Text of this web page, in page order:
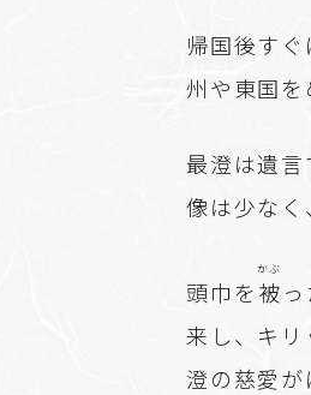
帰国後す
州や東国を
最澄は遺
像は少なく
頭巾を被
かぶ
来し、キ
澄の慈愛